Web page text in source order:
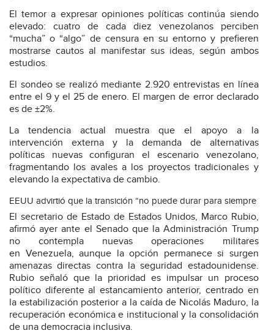
El temor a expresar opiniones políticas continúa siendo
elevado: cuatro de cada diez venezolanos perciben
“mucha” o “algo” de censura en su entorno y prefieren
mostrarse cautos al manifestar sus ideas, según ambos
estudios.
El sondeo se realizó mediante 2.920 entrevistas en línea
entre el 9 y el 25 de enero. El margen de error declarado
es de ±2%.
La tendencia actual muestra que el apoyo a la
intervención externa y la demanda de alternativas
políticas nuevas configuran el escenario venezolano,
fragmentando los avales a los proyectos tradicionales y
elevando la expectativa de cambio.
EEUU advirtió que la transición “no puede durar para siempre
El secretario de Estado de Estados Unidos, Marco Rubio,
afirmó ayer ante el Senado que la Administración Trump
no contempla nuevas operaciones militares
en Venezuela, aunque la opción permanece si surgen
amenazas directas contra la seguridad estadounidense.
Rubio señaló que la prioridad es impulsar un proceso
político diferente al estancamiento anterior, centrado en
la estabilización posterior a la caída de Nicolás Maduro, la
recuperación económica e institucional y la consolidación
de una democracia inclusiva.